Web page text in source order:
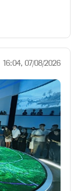
16:04, 07/08/2026